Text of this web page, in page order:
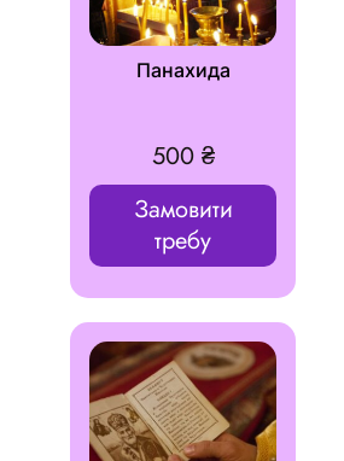
Панахида
500 ₴
Замовити
требу